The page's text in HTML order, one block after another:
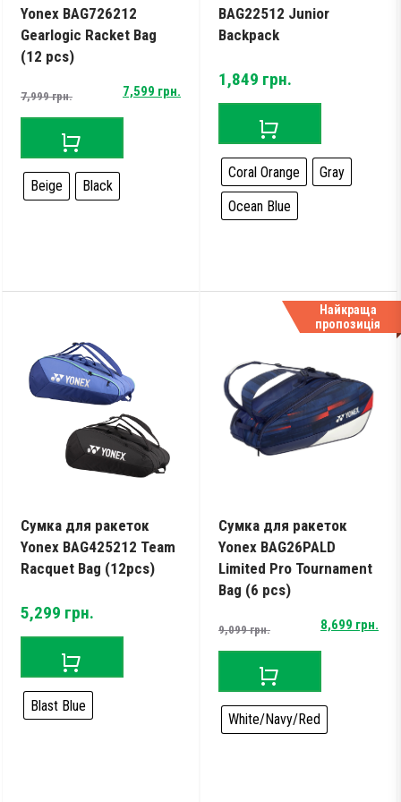
Yonex BAG726212
Gearlogic Racket Bag
(12 pcs)
7,999грн.Original
price
was:
7,999 грн..
7,599 грн.
Current
price
is:
7,599 грн..
Beige Black
BAG22512 Junior
Backpack
1,849 грн.
Coral Orange
Gray
Ocean Blue
Сумка для ракеток
Yonex BAG425212 Team
Racquet Bag (12pcs)
5,299 грн.
Blast Blue
Сумка для ракеток
Yonex BAG26PALD
Limited Pro Tournament
Bag (6 pcs)
9,099грн.Original
price
was:
9,099 грн..
8,699 грн.
Current
price
is:
8,699 грн..
White/Navy/Red
Найкраща
пропозиція